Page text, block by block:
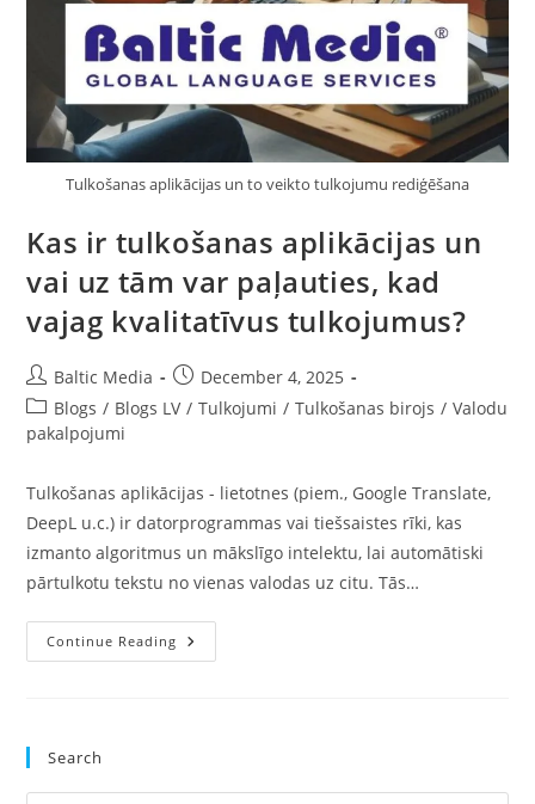
Tulkošanas aplikācijas un to veikto tulkojumu rediģēšana
Kas ir tulkošanas aplikācijas un
vai uz tām var paļauties, kad
vajag kvalitatīvus tulkojumus?
Post
author:
Baltic Media
Post
published:
December 4, 2025
Post
category:
Blogs / Blogs LV / Tulkojumi / Tulkošanas birojs / Valodu
pakalpojumi
Tulkošanas aplikācijas - lietotnes (piem., Google Translate,
DeepL u.c.) ir datorprogrammas vai tiešsaistes rīki, kas
izmanto algoritmus un mākslīgo intelektu, lai automātiski
pārtulkotu tekstu no vienas valodas uz citu. Tās…
Continue Reading Kas
Ir
Paļauties,
Search